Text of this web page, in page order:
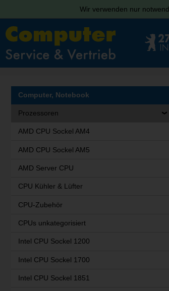
Wir verwenden nur
Computer, Notebook
Prozessoren
AMD CPU Sockel AM4
AMD CPU Sockel AM5
AMD Server CPU
CPU Kühler & Lüfter
CPU-Zubehör
CPUs unkategorisiert
Intel CPU Sockel 1200
Intel CPU Sockel 1700
Intel CPU Sockel 1851